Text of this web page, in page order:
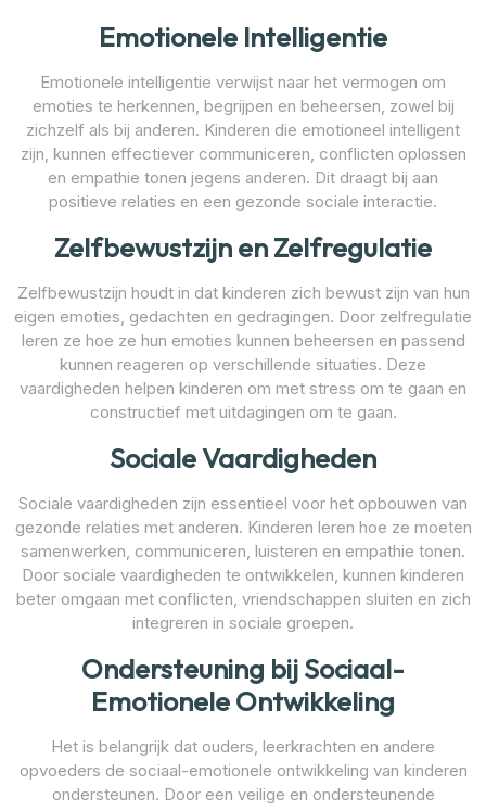
Emotionele Intelligentie
Emotionele intelligentie verwijst naar het vermogen om
emoties te herkennen, begrijpen en beheersen, zowel bij
zichzelf als bij anderen. Kinderen die emotioneel intelligent
zijn, kunnen effectiever communiceren, conflicten oplossen
en empathie tonen jegens anderen. Dit draagt bij aan
positieve relaties en een gezonde sociale interactie.
Zelfbewustzijn en Zelfregulatie
Zelfbewustzijn houdt in dat kinderen zich bewust zijn van hun
eigen emoties, gedachten en gedragingen. Door zelfregulatie
leren ze hoe ze hun emoties kunnen beheersen en passend
kunnen reageren op verschillende situaties. Deze
vaardigheden helpen kinderen om met stress om te gaan en
constructief met uitdagingen om te gaan.
Sociale Vaardigheden
Sociale vaardigheden zijn essentieel voor het opbouwen van
gezonde relaties met anderen. Kinderen leren hoe ze moeten
samenwerken, communiceren, luisteren en empathie tonen.
Door sociale vaardigheden te ontwikkelen, kunnen kinderen
beter omgaan met conflicten, vriendschappen sluiten en zich
integreren in sociale groepen.
Ondersteuning bij Sociaal-
Emotionele Ontwikkeling
Het is belangrijk dat ouders, leerkrachten en andere
opvoeders de sociaal-emotionele ontwikkeling van kinderen
ondersteunen. Door een veilige en ondersteunende